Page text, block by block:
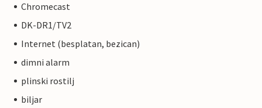
Chromecast
DK-DR1/TV2
Internet (besplatan, bezican)
dimni alarm
plinski rostilj
biljar